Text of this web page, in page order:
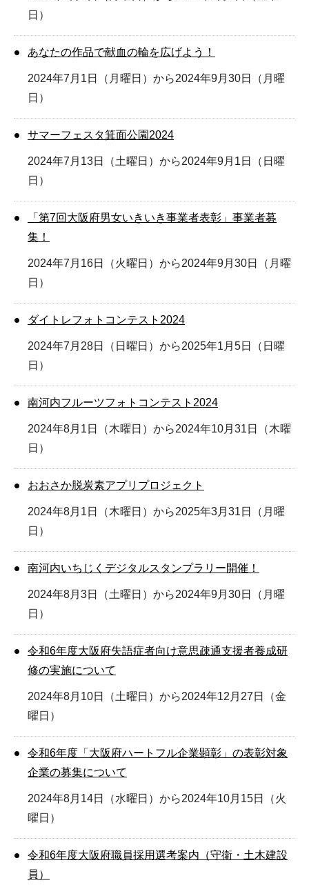
日）
あなたの作品で献血の輪を広げよう！
2024年7月1日（月曜日）から2024年9月30日（月曜
日）
サマーフェスタ箕面公園2024
2024年7月13日（土曜日）から2024年9月1日（日曜
日）
「第7回大阪府男女いきいき事業者表彰」事業者募
集！
2024年7月16日（火曜日）から2024年9月30日（月曜
日）
ダイトレフォトコンテスト2024
2024年7月28日（日曜日）から2025年1月5日（日曜
日）
南河内フルーツフォトコンテスト2024
2024年8月1日（木曜日）から2024年10月31日（木曜
日）
おおさか脱炭素アプリプロジェクト
2024年8月1日（木曜日）から2025年3月31日（月曜
日）
南河内いちじくデジタルスタンプラリー開催！
2024年8月3日（土曜日）から2024年9月30日（月曜
日）
令和6年度大阪府失語症者向け意思疎通支援者養成研
修の実施について
2024年8月10日（土曜日）から2024年12月27日（金
曜日）
令和6年度「大阪府ハートフル企業顕彰」の表彰対象
企業の募集について
2024年8月14日（水曜日）から2024年10月15日（火
曜日）
令和6年度大阪府職員採用選考案内（守衛・土木建設
員）